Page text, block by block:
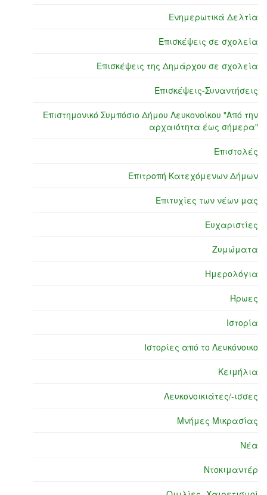
Ενημερωτικά Δελτία
Επισκέψεις σε σχολεία
Επισκέψεις της Δημάρχου σε σχολεία
Επισκέψεις-Συναντήσεις
Επιστημονικό Συμπόσιο Δήμου Λευκονοίκου "Από την
αρχαιότητα έως σήμερα"
Επιστολές
Επιτροπή Κατεχόμενων Δήμων
Επιτυχίες των νέων μας
Ευχαριστίες
Ζυμώματα
Ημερολόγια
Ήρωες
Ιστορία
Ιστορίες από το Λευκόνοικο
Κειμήλια
Λευκονοικιάτες/-ισσες
Μνήμες Μικρασίας
Νέα
Ντοκιμαντέρ